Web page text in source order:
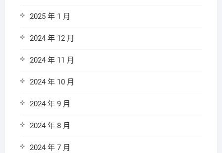
2025 年 1 月
2024 年 12 月
2024 年 11 月
2024 年 10 月
2024 年 9 月
2024 年 8 月
2024 年 7 月